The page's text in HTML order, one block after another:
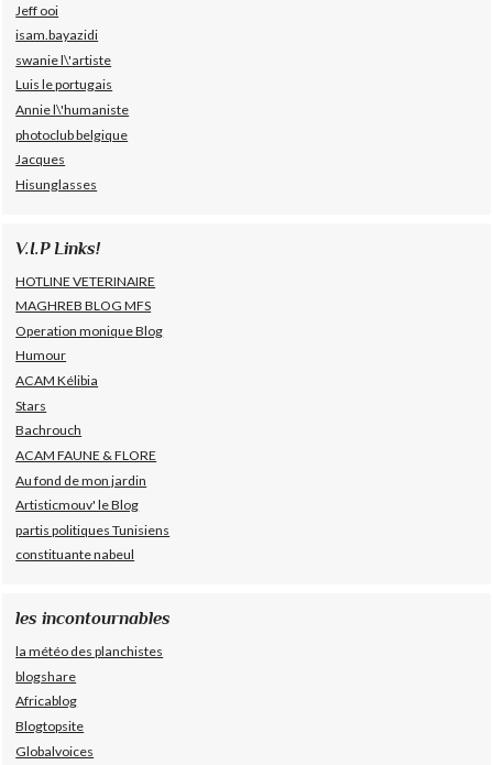
Jeff ooi
isam.bayazidi
swanie l\'artiste
Luis le portugais
Annie l\'humaniste
photoclub belgique
Jacques
Hisunglasses
V.I.P Links!
HOTLINE VETERINAIRE
MAGHREB BLOG MFS
Operation monique Blog
Humour
ACAM Kélibia
Stars
Bachrouch
ACAM FAUNE & FLORE
Au fond de mon jardin
Artisticmouv' le Blog
partis politiques Tunisiens
constituante nabeul
les incontournables
la météo des planchistes
blogshare
Africablog
Blogtopsite
Globalvoices